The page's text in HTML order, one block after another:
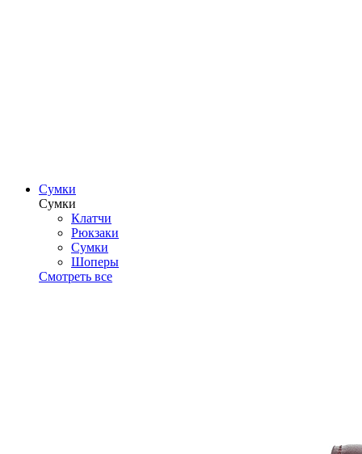
Сумки
Сумки
Клатчи
Рюкзаки
Сумки
Шоперы
Смотреть все